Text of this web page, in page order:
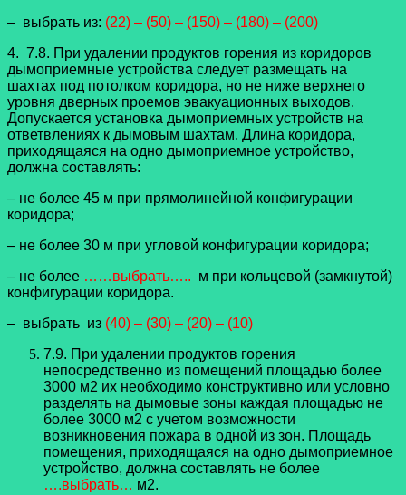
– выбрать из: (22) – (50) – (150) – (180) – (200)
4. 7.8. При удалении продуктов горения из коридоров
дымоприемные устройства следует размещать на
шахтах под потолком коридора, но не ниже верхнего
уровня дверных проемов эвакуационных выходов.
Допускается установка дымоприемных устройств на
ответвлениях к дымовым шахтам. Длина коридора,
приходящаяся на одно дымоприемное устройство,
должна составлять:
– не более 45 м при прямолинейной конфигурации
коридора;
– не более 30 м при угловой конфигурации коридора;
– не более ……выбрать….. м при кольцевой (замкнутой)
конфигурации коридора.
– выбрать из (40) – (30) – (20) – (10)
7.9. При удалении продуктов горения
непосредственно из помещений площадью более
3000 м2 их необходимо конструктивно или условно
разделять на дымовые зоны каждая площадью не
более 3000 м2 с учетом возможности
возникновения пожара в одной из зон. Площадь
помещения, приходящаяся на одно дымоприемное
устройство, должна составлять не более
….выбрать… м2.